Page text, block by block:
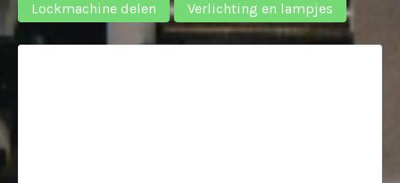
Lockmachine delen
Verlichting en lampjes